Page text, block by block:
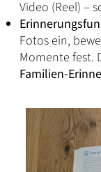
Video (Reel) –
Fotos ein,
Momente fest.
Familien-